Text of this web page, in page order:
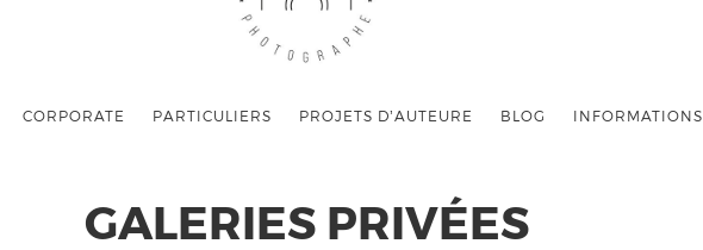
CORPORATE PARTICULIERS PROJETS D’AUTEURE BLOG INFORMATIONS
GALERIES PRIVÉES